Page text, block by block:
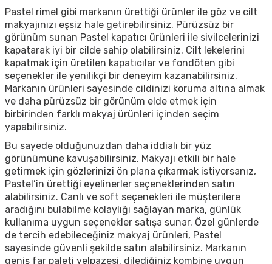
Pastel rimel gibi markanın ürettiği ürünler ile göz ve cilt
makyajınızı eşsiz hale getirebilirsiniz. Pürüzsüz bir
görünüm sunan Pastel kapatıcı ürünleri ile sivilcelerinizi
kapatarak iyi bir cilde sahip olabilirsiniz. Cilt lekelerini
kapatmak için üretilen kapatıcılar ve fondöten gibi
seçenekler ile yenilikçi bir deneyim kazanabilirsiniz.
Markanın ürünleri sayesinde cildinizi koruma altına almak
ve daha pürüzsüz bir görünüm elde etmek için
birbirinden farklı makyaj ürünleri içinden seçim
yapabilirsiniz.
Bu sayede olduğunuzdan daha iddialı bir yüz
görünümüne kavuşabilirsiniz. Makyajı etkili bir hale
getirmek için gözlerinizi ön plana çıkarmak istiyorsanız,
Pastel’in ürettiği eyelinerler seçeneklerinden satın
alabilirsiniz. Canlı ve soft seçenekleri ile müşterilere
aradığını bulabilme kolaylığı sağlayan marka, günlük
kullanıma uygun seçenekler satışa sunar. Özel günlerde
de tercih edebileceğiniz makyaj ürünleri, Pastel
sayesinde güvenli şekilde satın alabilirsiniz. Markanın
geniş far paleti yelpazesi, dilediğiniz kombine uygun